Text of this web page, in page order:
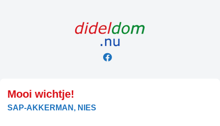
Mooi wichtje!
SAP-AKKERMAN, NIES